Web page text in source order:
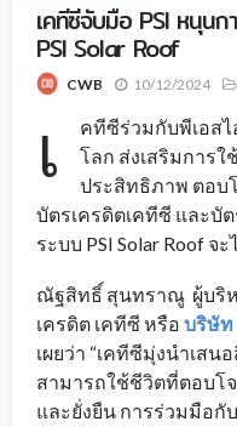
เคทีซีจับมือ PSI หนุน
PSI Solar Roof
CWB 10/12/2024
เ
คทีซีร่วมกับพีเอส
โลก ส่งเสริมการ
ประสิทธิภาพ ตอบ
บัตรเครดิตเคทีซี และบั
ระบบ PSI Solar Roof
ณัฐสิทธิ์ สุนทราณู ผู้บริห
เครดิต เคทีซี หรือ บริษัท
เผยว่า “เคทีซีมุ่งนำเส
สามารถใช้ชีวิตที่ตอบโ
และยั่งยืน การร่วมมือกั